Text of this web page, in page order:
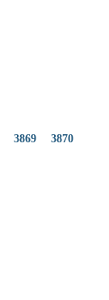
3869
3870